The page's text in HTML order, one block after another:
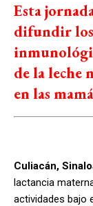
Esta
difundir
de la leche
en las
Culiacán,
lactancia
actividades bajo